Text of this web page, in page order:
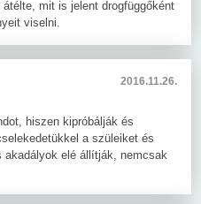
mit is jelent drogfüggőként
viselni.
2016.11.26.
hiszen kipróbálják és
a szüleiket és
elé állítják, nemcsak